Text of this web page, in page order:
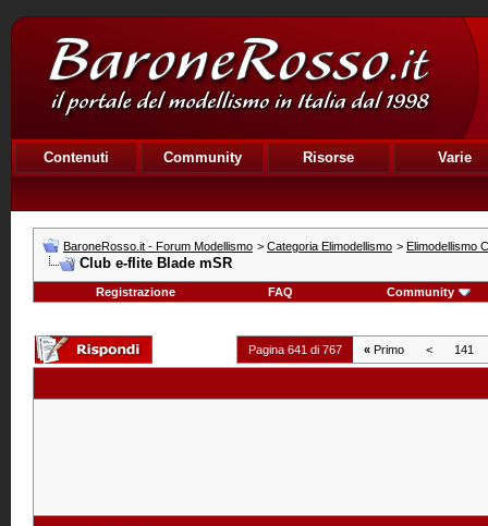
Contenuti Community Risorse Varie
BaroneRosso.it - Forum Modellismo > Categoria Elimodellismo > Elimodellismo
Club e-flite Blade mSR
Registrazione FAQ Community
Pagina 641 di 767 « Primo < 141